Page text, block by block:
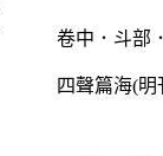
卷中．斗部
四聲篇海(明